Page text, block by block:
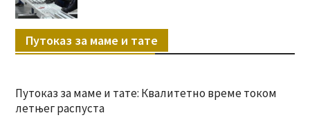
Путоказ за маме и тате
Путоказ за маме и тате: Квалитетно време током
летњег распуста